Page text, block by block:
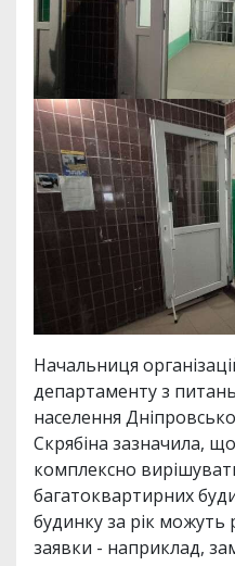
Начальниця
департаменту з питань
населення
Скрябіна зазначила,
комплексно
багатоквартирних
будинку за рік можуть
заявки - наприклад,